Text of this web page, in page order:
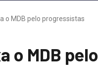
o MDB pelo progressistas
o MDB pelo